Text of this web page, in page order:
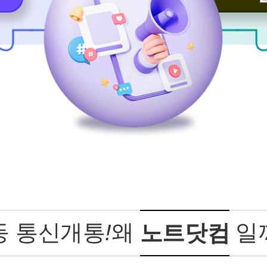
통신개통!왜 노트닷컴 일